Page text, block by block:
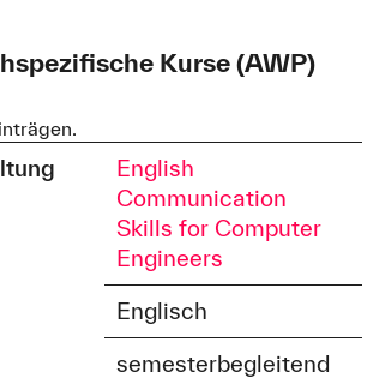
Kurse (AWP)
English
Communication
Skills for Computer
Engineers
Englisch
semesterbegleitend